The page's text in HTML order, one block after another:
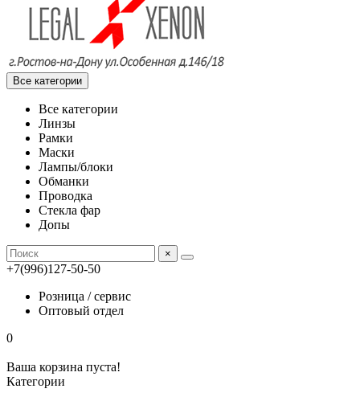
Все категории
Все категории
Линзы
Рамки
Маски
Лампы/блоки
Обманки
Проводка
Стекла фар
Допы
×
+7(996)127-50-50
Розница / сервис
Оптовый отдел
0
Ваша корзина пуста!
Категории